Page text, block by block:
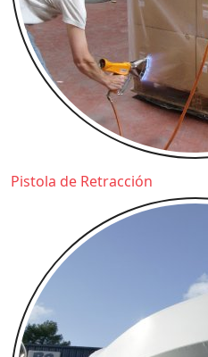
Pistola de Retracción